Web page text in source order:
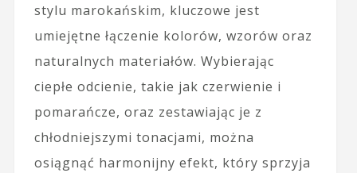
stylu marokańskim, kluczowe jest
umiejętne łączenie kolorów, wzorów oraz
naturalnych materiałów. Wybierając
ciepłe odcienie, takie jak czerwienie i
pomarańcze, oraz zestawiając je z
chłodniejszymi tonacjami, można
osiągnąć harmonijny efekt, który sprzyja